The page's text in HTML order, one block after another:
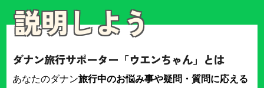
説明しよう
ダナン旅行サポーター「ウエンちゃん」とは
あなたのダナン旅行中のお悩み事や疑問・質問に応える